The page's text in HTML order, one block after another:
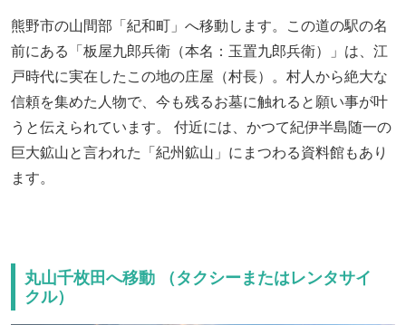
熊野市の山間部「紀和町」へ移動します。この道の駅の名
前にある「板屋九郎兵衛（本名：玉置九郎兵衛）」は、江
戸時代に実在したこの地の庄屋（村長）。村人から絶大な
信頼を集めた人物で、今も残るお墓に触れると願い事が叶
うと伝えられています。 付近には、かつて紀伊半島随一の
巨大鉱山と言われた「紀州鉱山」にまつわる資料館もあり
ます。
丸山千枚田へ移動 （タクシーまたはレンタサイ
クル）